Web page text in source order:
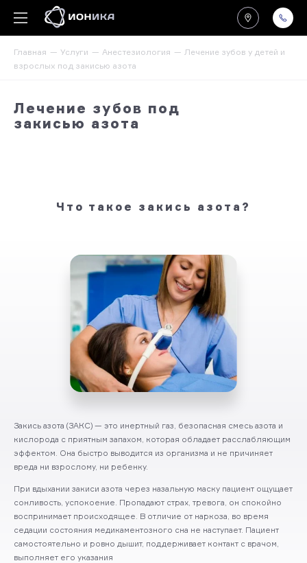
Главная Услуги Анестезиология
Лечение зубов у детей и
взрослых под закисью азота
Лечение зубов под
закисью азота
Что такое закись азота?
Закись азота (ЗАКС) — это инертный газ, безопасная смесь азота и
кислорода с приятным запахом, которая обладает расслабляющим
эффектом. Она быстро выводится из организма и не причиняет
вреда ни взрослому, ни ребенку.
При вдыхании закиси азота через назальную маску пациент ощущает
сонливость, успокоение. Пропадают страх, тревога, он спокойно
воспринимает происходящее. В отличие от наркоза, во время
седации состояния медикаментозного сна не наступает. Пациент
самостоятельно и ровно дышит, поддерживает контакт с врачом,
выполняет его указания